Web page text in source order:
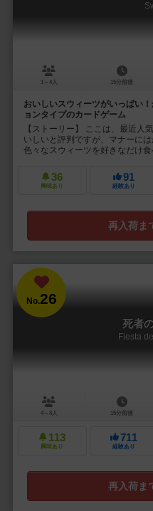
1～4人 15分前後
おいしいスウィーツがいっぱい
ョンタイプのカードゲーム
【ストーリー】 ここは、最近人
いしいと評判ですが、マナーに
色々なスウィーツを好きなだけ食
36
興味あり
91
経験あり
再入荷ま
No.26
死者
Fiesta
4～8人 15分前後
113
興味あり
711
経験あり
再入荷ま